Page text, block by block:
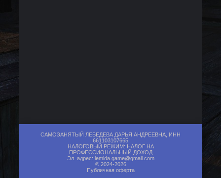
САМОЗАНЯТЫЙ ЛЕБЕДЕВА ДАРЬЯ АНДРЕЕВНА, ИНН
661103107665
НАЛОГОВЫЙ РЕЖИМ: НАЛОГ НА
ПРОФЕССИОНАЛЬНЫЙ ДОХОД
Эл. адрес: lemida.game@gmail.com
© 2024-2026
Публичная оферта